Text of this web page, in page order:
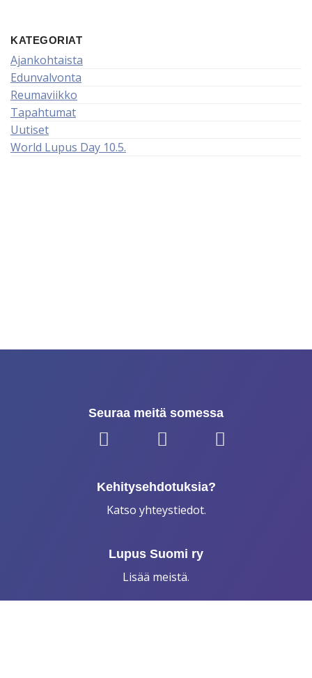
KATEGORIAT
Ajankohtaista
Edunvalvonta
Reumaviikko
Tapahtumat
Uutiset
World Lupus Day 10.5.
Seuraa meitä somessa
Kehitysehdotuksia?
Katso yhteystiedot.
Lupus Suomi ry
Lisää meistä.